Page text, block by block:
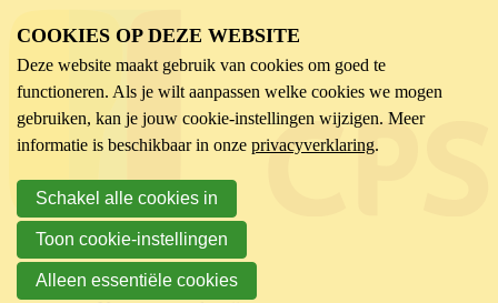
Sector
Kinderopvang
Basisonderwijs
COOKIES OP DEZE WEBSITE
Deze website maakt gebruik van cookies om goed te
functioneren. Als je wilt aanpassen welke cookies we mogen
gebruiken, kan je jouw cookie-instellingen wijzigen. Meer
informatie is beschikbaar in onze privacyverklaring.
Schakel alle cookies in
Toon cookie-instellingen
Alleen essentiële cookies